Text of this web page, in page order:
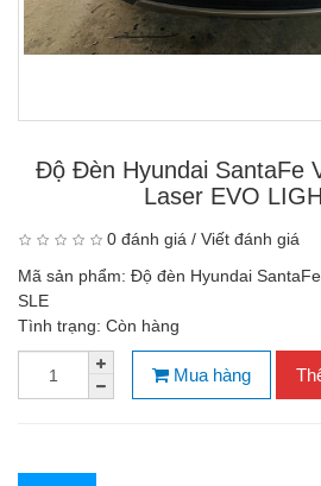
Độ Đèn Hyundai SantaFe
Laser EVO
0 đánh giá / Viết đánh giá
Mã sản phẩm: Độ đèn Hyundai
SLE
Tình trạng: Còn hàng
Mua hàng